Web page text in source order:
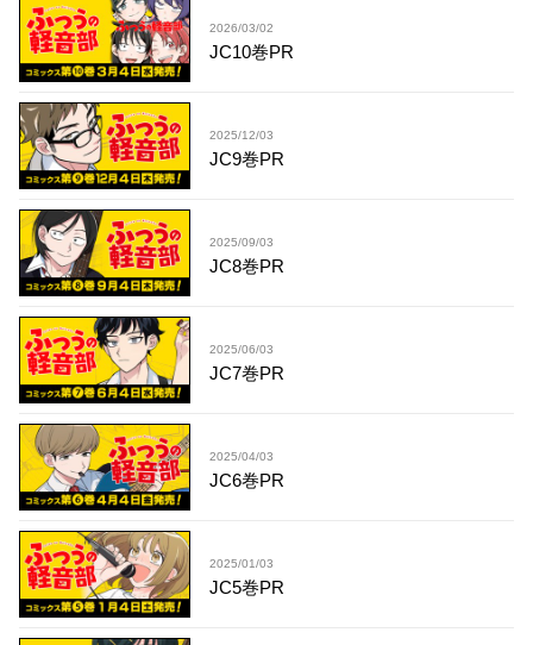
2026/03/02
JC10巻PR
2025/12/03
JC9巻PR
2025/09/03
JC8巻PR
2025/06/03
JC7巻PR
2025/04/03
JC6巻PR
2025/01/03
JC5巻PR